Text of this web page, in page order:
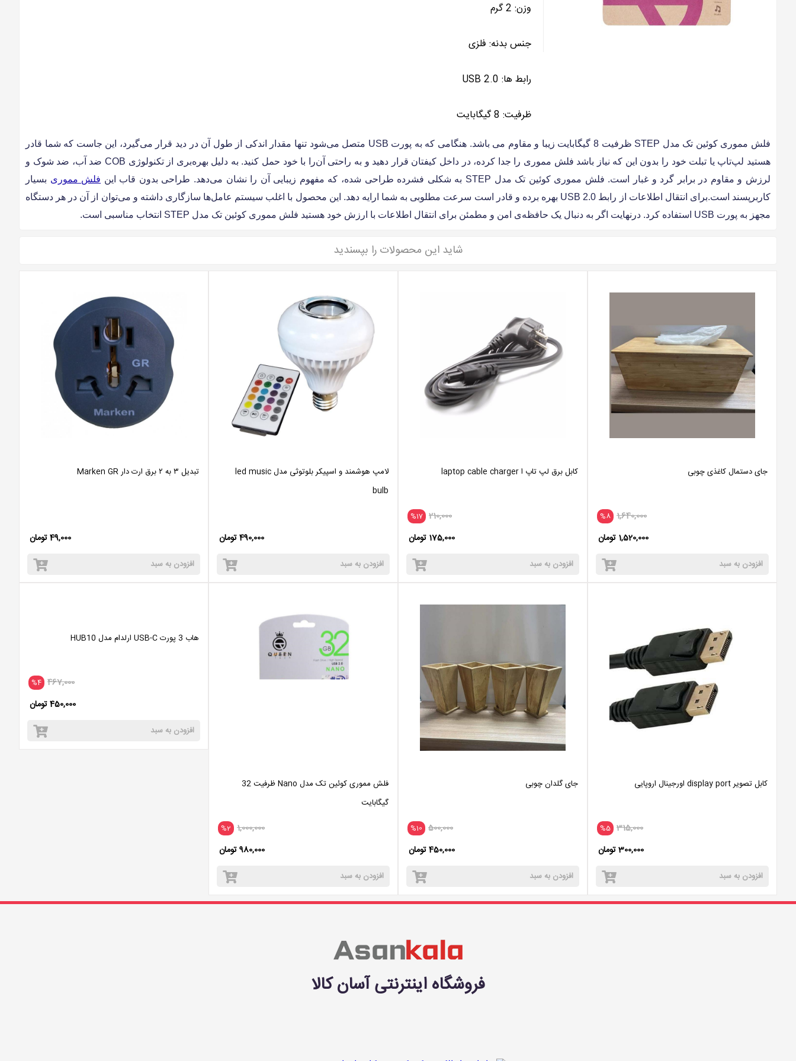
وزن: 2 گرم
جنس بدنه: فلزی
رابط ها: USB 2.0
ظرفیت: 8 گیگابایت
فلش مموری کوئین تک مدل STEP ظرفیت 8 گیگابایت زیبا و مقاوم می باشد. هنگامی که به پورت USB متصل می‌شود تنها مقدار اندکی از طول آن در دید قرار می‌گیرد، این جاست که شما قادر
هستید لپ‌تاپ یا تبلت خود را بدون این که نیاز باشد فلش مموری را جدا کرده، در داخل کیفتان قرار دهید و به راحتی آن‌را با خود حمل کنید. به دلیل بهره‌بری از تکنولوژی COB ضد آب، ضد شوک و
لرزش و مقاوم در برابر گرد و غبار است. فلش مموری کوئین تک مدل STEP به شکلی فشرده طراحی شده، که مفهوم زیبایی آن را نشان می‌دهد. طراحی بدون قاب این
فلش مموری بسیار
کاربرپسند است.برای انتقال اطلاعات از رابط USB 2.0 بهره برده و قادر است سرعت مطلوبی به شما ارایه دهد. این محصول با اغلب سیستم عامل‌ها سازگاری داشته و می‌توان از آن در هر دستگاه
مجهز به پورت USB استفاده کرد. درنهایت اگر به دنبال یک حافظه‌ی امن و مطمئن برای انتقال اطلاعات با ارزش خود هستید فلش مموری کوئین تک مدل STEP انتخاب مناسبی است.
شاید این محصولات را بپسندید
جای دستمال کاغذی چوبی
%8 1,640,000
1,520,000 تومان
افزودن به سبد
کابل برق لپ تاپ ا laptop cable charger
%17 210,000
175,000 تومان
افزودن به سبد
لامپ هوشمند و اسپیکر بلوتوثی مدل led music
bulb
490,000 تومان
افزودن به سبد
تبدیل ۳ به ۲ برق ارت دار Marken GR
49,000 تومان
افزودن به سبد
کابل تصویر display port اورجینال اروپایی
%5 315,000
300,000 تومان
افزودن به سبد
جای گلدان چوبی
%10 500,000
450,000 تومان
افزودن به سبد
فلش مموری کوئین تک مدل Nano ظرفیت 32
گیگابایت
%2 1,000,000
980,000 تومان
افزودن به سبد
هاب 3 پورت USB-C ارلدام مدل HUB10
%4 467,000
450,000 تومان
افزودن به سبد
فروشگاه اینترنتی آسان کالا